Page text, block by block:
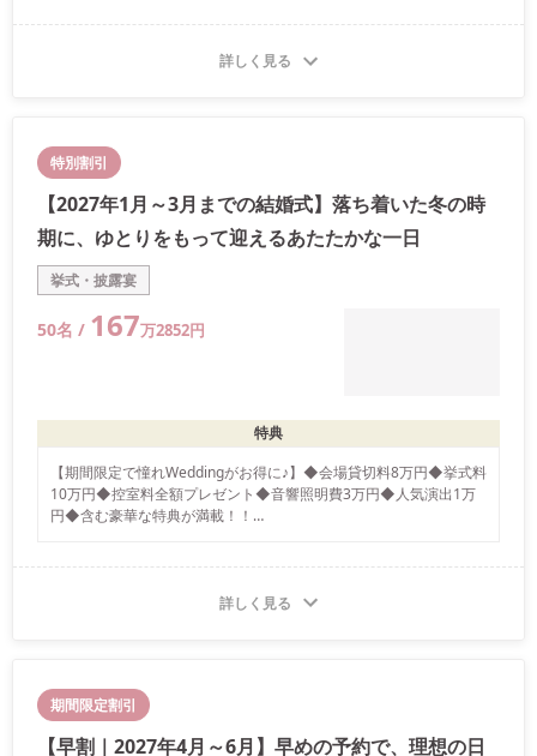
詳しく見る
特別割引
【2027年1月～3月までの結婚式】落ち着いた冬の時
期に、ゆとりをもって迎えるあたたかな一日
挙式・披露宴
50名 / 167万2852円
特典
【期間限定で憧れWeddingがお得に♪】◆会場貸切料8万円◆挙式料
10万円◆控室料全額プレゼント◆音響照明費3万円◆人気演出1万
円◆含む豪華な特典が満載！！
詳しく見る
期間限定割引
【早割｜2027年4月～6月】早めの予約で、理想の日